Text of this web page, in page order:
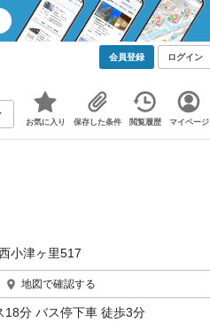
会員登録 ログイン
お気に入り 保存した条件 閲覧履歴 マイページ
小津ヶ里517
地図で確認する
分 バス停下車 徒歩3分